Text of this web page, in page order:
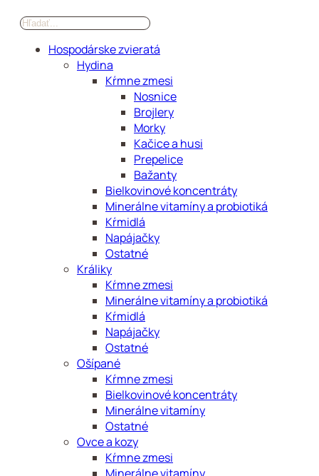
Hospodárske zvieratá
Hydina
Kŕmne zmesi
Nosnice
Brojlery
Morky
Kačice a husi
Prepelice
Bažanty
Bielkovinové koncentráty
Minerálne vitamíny a probiotiká
Kŕmidlá
Napájačky
Ostatné
Králiky
Kŕmne zmesi
Minerálne vitamíny a probiotiká
Kŕmidlá
Napájačky
Ostatné
Ošípané
Kŕmne zmesi
Bielkovinové koncentráty
Minerálne vitamíny
Ostatné
Ovce a kozy
Kŕmne zmesi